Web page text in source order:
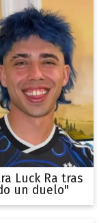
Luck Ra tras
un duelo"